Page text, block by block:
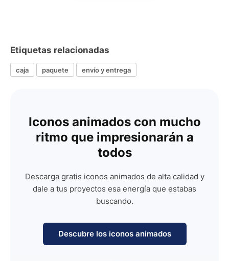
Etiquetas relacionadas
caja paquete envío y entrega
Iconos animados con mucho
ritmo que impresionarán a
todos
Descarga gratis iconos animados de alta calidad y
dale a tus proyectos esa energía que estabas
buscando.
Descubre los iconos animados